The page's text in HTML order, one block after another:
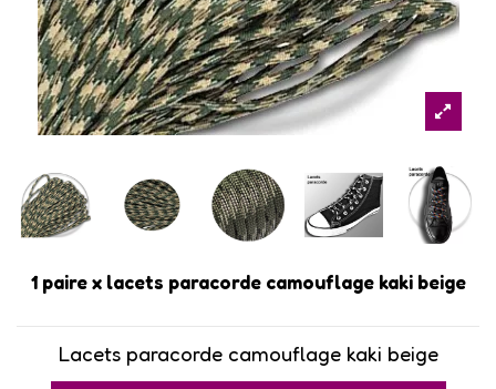
1 paire x lacets paracorde camouflage kaki beige
Lacets paracorde camouflage kaki beige